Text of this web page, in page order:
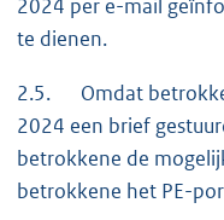
2024 per e-mail
te dienen.
2.5. Omdat
2024 een brief
betrokkene de
betrokkene het PE-